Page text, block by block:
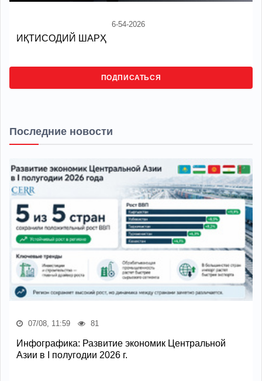
6-54-2026
ИҚТИСОДИЙ ШАРҲ
ПОДПИСАТЬСЯ
Последние новости
07/08, 11:59 81
Инфографика: Развитие экономик Центральной
Азии в I полугодии 2026 г.